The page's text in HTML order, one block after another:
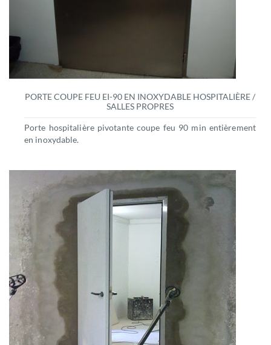
PORTE COUPE FEU EI-90 EN INOXYDABLE HOSPITALIÈRE /
SALLES PROPRES
Porte hospitalière pivotante coupe feu 90 min entièrement
en inoxydable.